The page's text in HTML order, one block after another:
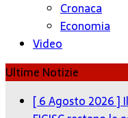
Cronaca
Economia
Video
Ultime Notizie
[ 6 Agosto 2026 ]